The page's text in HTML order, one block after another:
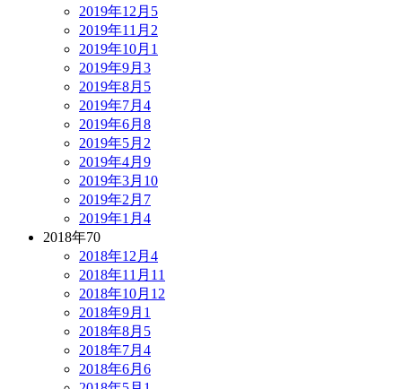
2019年12月 5
2019年11月 2
2019年10月 1
2019年9月 3
2019年8月 5
2019年7月 4
2019年6月 8
2019年5月 2
2019年4月 9
2019年3月 10
2019年2月 7
2019年1月 4
2018年70
2018年12月 4
2018年11月 11
2018年10月 12
2018年9月 1
2018年8月 5
2018年7月 4
2018年6月 6